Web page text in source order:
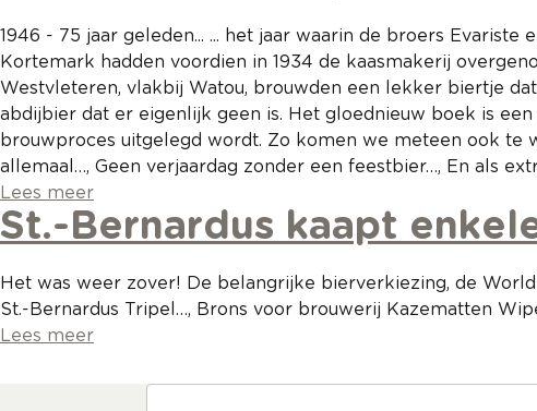
1946 - 75 jaar geleden... ... het jaar waarin de broers
Kortemark hadden voordien in 1934 de kaasmakerij
Westvleteren, vlakbij Watou, brouwden een lekker biertje
abdijbier dat er eigenlijk geen is. Het gloednieuw boek is
brouwproces uitgelegd wordt. Zo komen we meteen ook te
allemaal…, Geen verjaardag zonder een feestbier…, En als
Lees meer
St.-Bernardus kaapt
Het was weer zover! De belangrijke bierverkiezing, de
St.-Bernardus Tripel…, Brons voor brouwerij Kazematten
Lees meer